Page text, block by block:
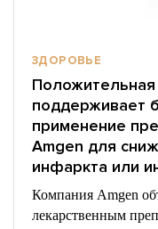
ЗДОРОВЬЕ
Положительная
поддерживает
применение
Amgen для
инфаркта или
Компания Amgen
лекарственным